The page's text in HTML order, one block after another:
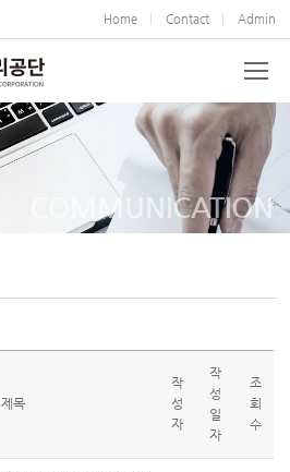
Home Contact Admin
COMMUNICATION
제목
작
성
자
작
성
일
자
조
회
수